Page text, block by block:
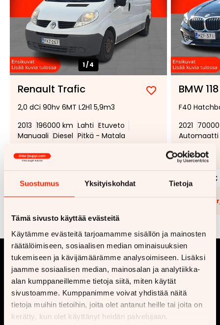
Suostumus Yksityiskohdat Tietoja
Tämä sivusto käyttää evästeitä
Käytämme evästeitä tarjoamamme sisällön ja mainosten
räätälöimiseen, sosiaalisen median ominaisuuksien
tukemiseen ja kävijämäärämme analysoimiseen. Lisäksi
jaamme sosiaalisen median, mainosalan ja analytiikka-
alan kumppaneillemme tietoja siitä, miten käytät
sivustoamme. Kumppanimme voivat yhdistää näitä
tietoja muihin tietoihin, joita olet antanut heille tai joita on
kerätty, kun olet käyttänyt heidän palvelujaan.
1/4
Renault Trafic
Lisää
suosikiksi
Poista
suosikeista
2,0 dCi 90hv 6MT L2H1 5,9m3
2013 196000 km Lahti Etuveto
Manuaali Diesel Pitkä - Matala
99 € 9 480 €
BMW 118
F40
2021
Automaatti
249 €
Lisää